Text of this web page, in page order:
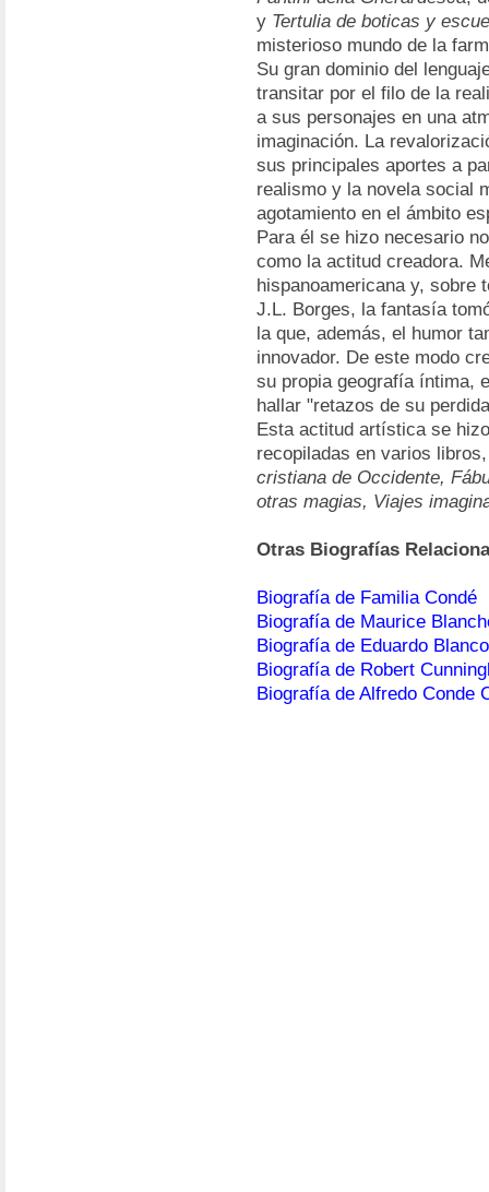
y Tertulia de boticas y
misterioso mundo de la
Su gran dominio del
transitar por el filo de la
a sus personajes en una
imaginación. La
sus principales aportes a
realismo y la novela social
agotamiento en el ámbito
Para él se hizo necesario
como la actitud creadora.
hispanoamericana y, sobre
J.L. Borges, la fantasía
la que, además, el humor
innovador. De este modo
su propia geografía íntima,
hallar "retazos de su
Esta actitud artística se
recopiladas en varios
cristiana de Occidente,
otras magias, Viajes
Otras Biografías
Biografía de Familia Condé
Biografía de Maurice
Biografía de Eduardo
Biografía de Robert
Biografía de Alfredo Conde